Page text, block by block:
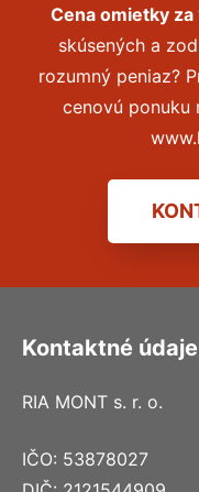
Cena omietky za
skúsených a
rozumný peniaz?
cenovú ponuku
Kontaktné údaje
RIA MONT s. r. o.
IČO: 53878027